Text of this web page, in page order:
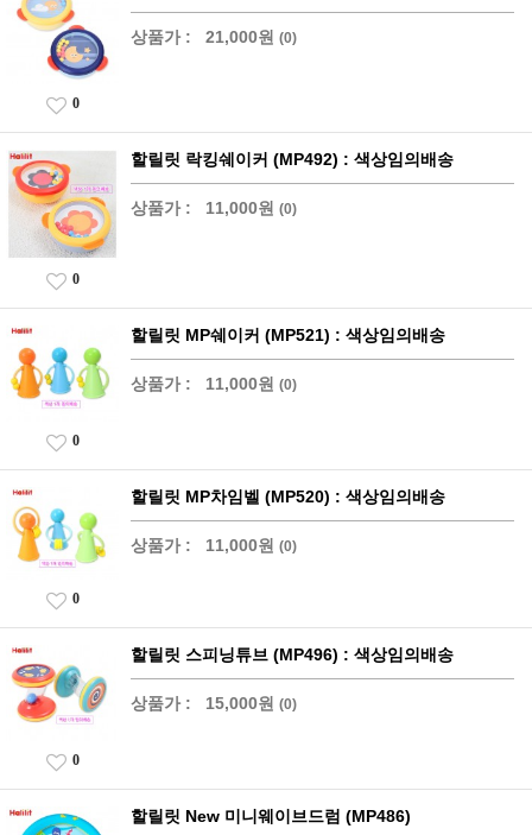
상품가 : 21,000원 (0)
0
할릴릿 락킹쉐이커 (MP492) : 색상임의배송
상품가 : 11,000원 (0)
0
할릴릿 MP쉐이커 (MP521) : 색상임의배송
상품가 : 11,000원 (0)
0
할릴릿 MP차임벨 (MP520) : 색상임의배송
상품가 : 11,000원 (0)
0
할릴릿 스피닝튜브 (MP496) : 색상임의배송
상품가 : 15,000원 (0)
0
할릴릿 New 미니웨이브드럼 (MP486)